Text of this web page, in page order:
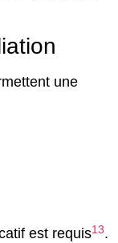
une
est requis13.